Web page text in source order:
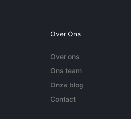
Over Ons
Over ons
Ons team
Onze blog
Contact